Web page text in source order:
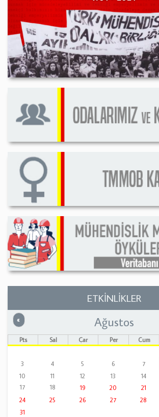
ETKİNLİKLER
« Önceki Ağustos
Pts Sal Çar Per Cum
3
4 5 6 7
10
11 12 13 14
17
18 19 20 21
24
25 26 27 28
31